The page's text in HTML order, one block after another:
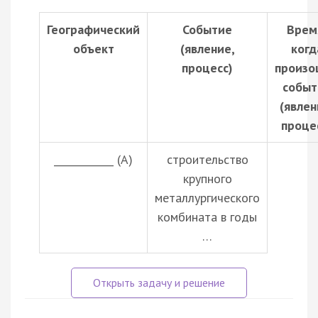
Географический
объект
Событие
(явление,
процесс)
____________ (А)
строительство
крупного
металлургического
комбината в годы
…